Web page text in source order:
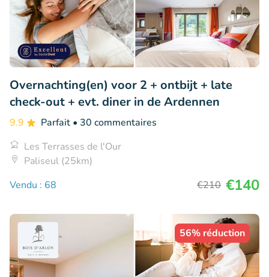
Overnachting(en) voor 2 + ontbijt + late
check-out + evt. diner in de Ardennen
9.9 Parfait • 30 commentaires
Les Terrasses de l'Our
Paliseul (25km)
Vendu : 68
€210 €140
56% réduction